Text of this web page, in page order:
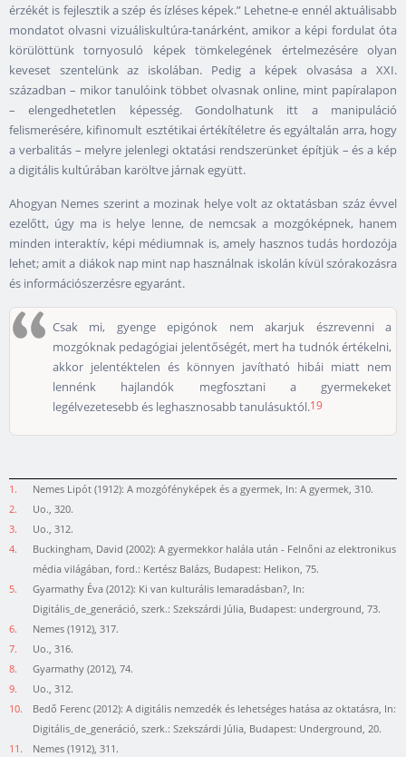
érzékét is fejlesztik a szép és ízléses képek.” Lehetne-e ennél aktuálisabb
mondatot olvasni vizuáliskultúra-tanárként, amikor a képi fordulat óta
körülöttünk tornyosuló képek tömkelegének értelmezésére olyan
keveset szentelünk az iskolában. Pedig a képek olvasása a XXI.
században – mikor tanulóink többet olvasnak online, mint papíralapon
– elengedhetetlen képesség. Gondolhatunk itt a manipuláció
felismerésére, kifinomult esztétikai értékítéletre és egyáltalán arra, hogy
a verbalitás – melyre jelenlegi oktatási rendszerünket építjük – és a kép
a digitális kultúrában karöltve járnak együtt.
Ahogyan Nemes szerint a mozinak helye volt az oktatásban száz évvel
ezelőtt, úgy ma is helye lenne, de nemcsak a mozgóképnek, hanem
minden interaktív, képi médiumnak is, amely hasznos tudás hordozója
lehet; amit a diákok nap mint nap használnak iskolán kívül szórakozásra
és információszerzésre egyaránt.
Csak mi, gyenge epigónok nem akarjuk észrevenni a
mozgóknak pedagógiai jelentőségét, mert ha tudnók értékelni,
akkor jelentéktelen és könnyen javítható hibái miatt nem
lennénk hajlandók megfosztani a gyermekeket
legélvezetesebb és leghasznosabb tanulásuktól.19
1.
Nemes Lipót (1912): A mozgófényképek és a gyermek, In: A gyermek, 310.
2.
Uo., 320.
3.
Uo., 312.
4.
Buckingham, David (2002): A gyermekkor halála után - Felnőni az elektronikus
média világában, ford.: Kertész Balázs, Budapest: Helikon, 75.
5.
Gyarmathy Éva (2012): Ki van kulturális lemaradásban?, In:
Digitális_de_generáció, szerk.: Szekszárdi Júlia, Budapest: underground, 73.
6.
Nemes (1912), 317.
7.
Uo., 316.
8.
Gyarmathy (2012), 74.
9.
Uo., 312.
10.
Bedő Ferenc (2012): A digitális nemzedék és lehetséges hatása az oktatásra, In:
Digitális_de_generáció, szerk.: Szekszárdi Júlia, Budapest: Underground, 20.
11.
Nemes (1912), 311.